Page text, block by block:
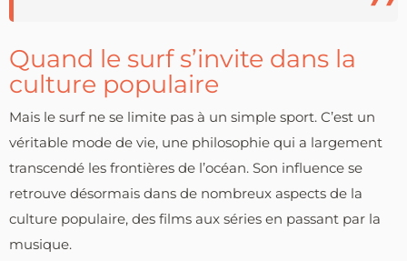
Quand le surf s’invite dans la
culture populaire
Mais le surf ne se limite pas à un simple sport. C’est un
véritable mode de vie, une philosophie qui a largement
transcendé les frontières de l’océan. Son influence se
retrouve désormais dans de nombreux aspects de la
culture populaire, des films aux séries en passant par la
musique.